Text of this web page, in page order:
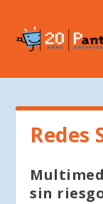
Redes
sin